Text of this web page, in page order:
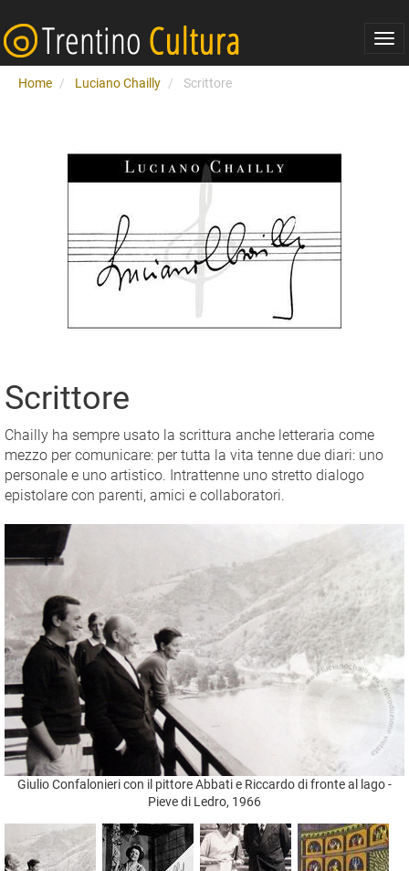
Home
Luciano Chailly Scrittore
Scrittore
Chailly ha sempre usato la scrittura anche letteraria come
mezzo per comunicare: per tutta la vita tenne due diari: uno
personale e uno artistico. Intrattenne uno stretto dialogo
epistolare con parenti, amici e collaboratori.
Giulio Confalonieri con il pittore Abbati e Riccardo di fronte al lago -
Pieve di Ledro, 1966